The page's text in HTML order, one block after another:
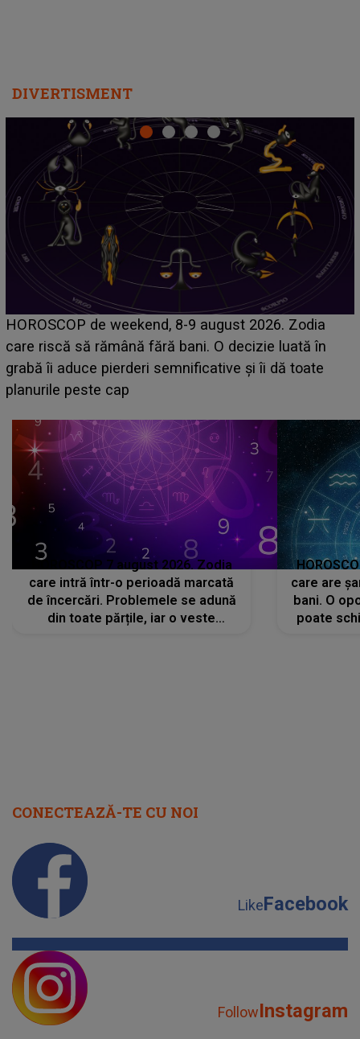
DIVERTISMENT
Emanuel a ținut ACEST DETALIU ASCUNS până
acum! În fața Alexandrei, concurentul din Casa Iubirii
face o MĂRTURISIRE NEAȘTEPTATĂ despre mama
sa: "I-am spus și ei în față, eu nu te iubesc pentru
HOROSCOP 7 august 2026. Zodia
care intră într-o perioadă marcată
de încercări. Problemele se adună
din toate părțile, iar o veste
care are
bani. O
poate
CONECTEAZĂ-TE CU NOI
LikeFacebook
FollowInstagram